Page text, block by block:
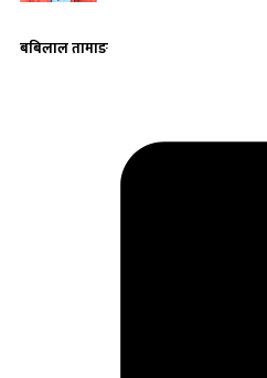
बबिलाल तामाङ